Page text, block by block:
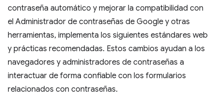
contraseña automático y mejorar la compatibilidad con
el Administrador de contraseñas de Google y otras
herramientas, implementa los siguientes estándares web
y prácticas recomendadas. Estos cambios ayudan a los
navegadores y administradores de contraseñas a
interactuar de forma confiable con los formularios
relacionados con contraseñas.